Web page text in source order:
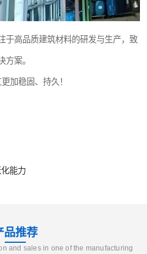
于高品质建筑材料的研发与生产，致
方案。
加稳固、持久！
能力
品推荐
and sales in one of the manufacturing